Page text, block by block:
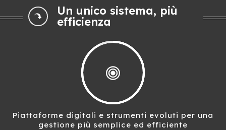
Un unico sistema, più
efficienza
Piattaforme digitali e strumenti evoluti per una
gestione più semplice ed efficiente